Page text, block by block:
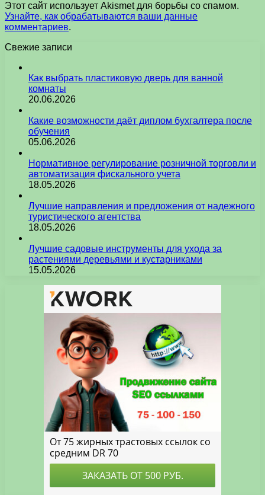
Этот сайт использует Akismet для борьбы со спамом.
Узнайте, как обрабатываются ваши данные
комментариев.
Свежие записи
Как выбрать пластиковую дверь для ванной
комнаты
20.06.2026
Какие возможности даёт диплом бухгалтера после
обучения
05.06.2026
Нормативное регулирование розничной торговли и
автоматизация фискального учета
18.05.2026
Лучшие направления и предложения от надежного
туристического агентства
18.05.2026
Лучшие садовые инструменты для ухода за
растениями деревьями и кустарниками
15.05.2026